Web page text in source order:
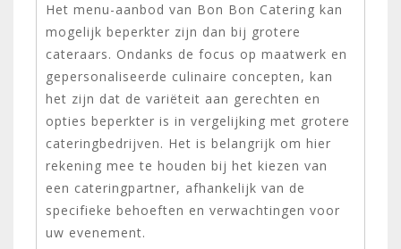
Het menu-aanbod van Bon Bon Catering kan
mogelijk beperkter zijn dan bij grotere
cateraars. Ondanks de focus op maatwerk en
gepersonaliseerde culinaire concepten, kan
het zijn dat de variëteit aan gerechten en
opties beperkter is in vergelijking met grotere
cateringbedrijven. Het is belangrijk om hier
rekening mee te houden bij het kiezen van
een cateringpartner, afhankelijk van de
specifieke behoeften en verwachtingen voor
uw evenement.